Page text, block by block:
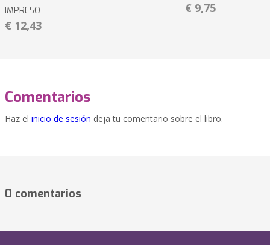
IMPRESO
€ 12,43
€ 9,75
Comentarios
Haz el inicio de sesión deja tu comentario sobre el libro.
0 comentarios